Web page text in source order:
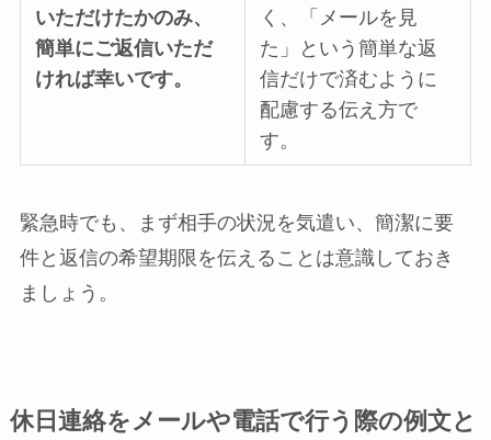
いただけたかのみ、
簡単にご返信いただ
ければ幸いです。
く、「メールを見
た」という簡単な返
信だけで済むように
配慮する伝え方で
す。
緊急時でも、まず相手の状況を気遣い、簡潔に要
件と返信の希望期限を伝えることは意識しておき
ましょう。
休日連絡をメールや電話で行う際の例文と